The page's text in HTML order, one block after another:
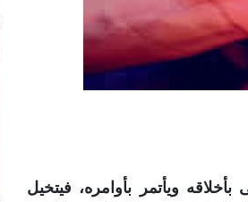
ويأتمر بأوامره، فيتخيل